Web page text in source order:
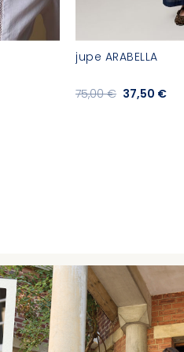
jupe ARABELLA
37,50 €
75,00 €